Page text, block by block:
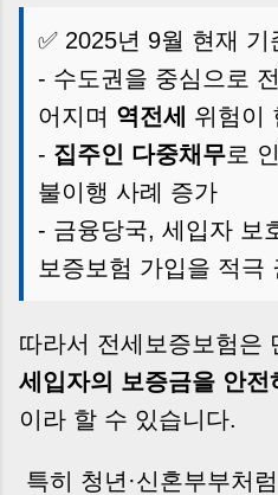
✅ 2025년 9월 현재 기
- 수도권을 중심으로
어지며 역전세
위험이
- 집주인 다중채무로
불이행 사례 증가
- 금융당국, 세입자 보
보증보험 가입을 적극
따라서 전세보증보험은
세입자의 보증금을 안
이라 할 수 있습니다.
특히 청년·신혼부부처